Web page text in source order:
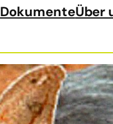
DokumenteÜber